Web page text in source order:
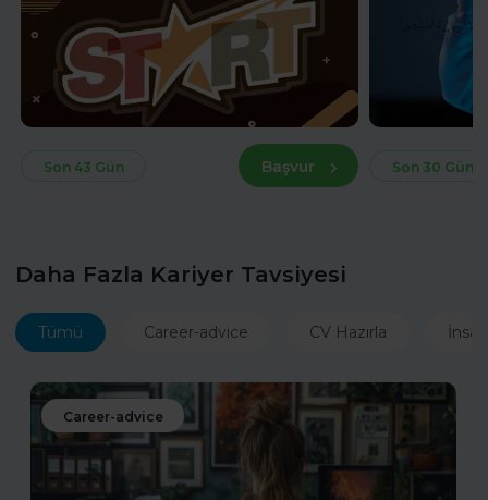
Son 43 Gün Başvur Son 30 Gün
Daha Fazla Kariyer Tavsiyesi
Tümü Career-advice CV Hazırla
Career-advice